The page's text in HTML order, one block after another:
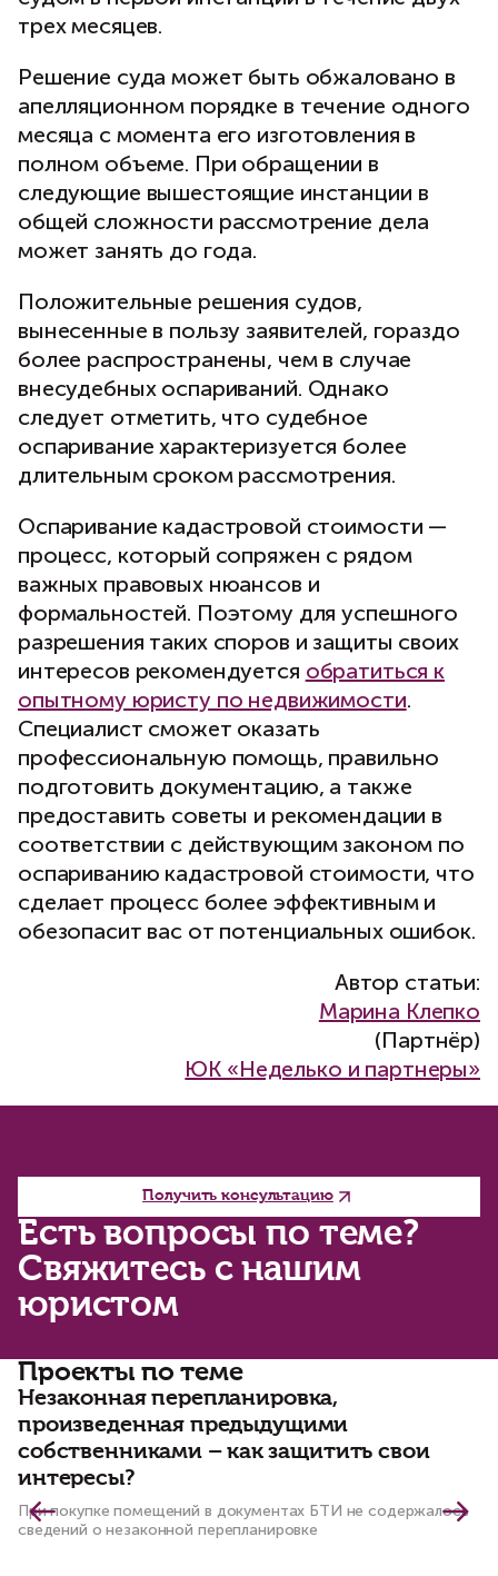
трех месяцев.
Решение суда может быть обжаловано в
апелляционном порядке в течение одного
месяца с момента его изготовления в
полном объеме. При обращении в
следующие вышестоящие инстанции в
общей сложности рассмотрение дела
может занять до года.
Положительные решения судов,
вынесенные в пользу заявителей, гораздо
более распространены, чем в случае
внесудебных оспариваний. Однако
следует отметить, что судебное
оспаривание характеризуется более
длительным сроком рассмотрения.
Оспаривание кадастровой стоимости —
процесс, который сопряжен с рядом
важных правовых нюансов и
формальностей. Поэтому для успешного
разрешения таких споров и защиты своих
интересов рекомендуется обратиться к
опытному юристу по недвижимости.
Специалист сможет оказать
профессиональную помощь, правильно
подготовить документацию, а также
предоставить советы и рекомендации в
соответствии с действующим законом по
оспариванию кадастровой стоимости, что
сделает процесс более эффективным и
обезопасит вас от потенциальных ошибок.
Автор статьи:
Марина Клепко
(Партнёр)
ЮК «Неделько и партнеры»
Есть вопросы по теме?
Свяжитесь с нашим
юристом
Получить консультацию
Проекты по теме
Незаконная перепланировка,
произведенная предыдущими
собственниками – как защитить свои
интересы?
При покупке помещений в документах БТИ не содержалось
сведений о незаконной перепланировке